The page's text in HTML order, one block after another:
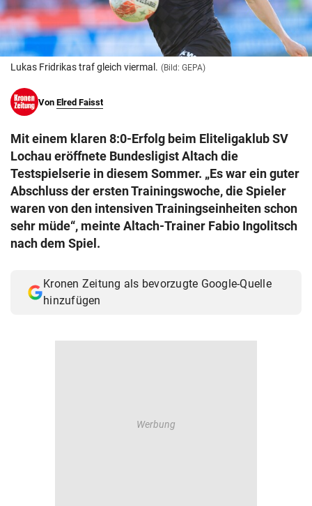
© Krone Multimedia GmbH & Co KG 2026
Muthgasse 2, 1190 Wien
Lukas Fridrikas traf gleich viermal. (Bild: GEPA)
Von Elred Faisst
Mit einem klaren 8:0-Erfolg beim Eliteligaklub SV
Lochau eröffnete Bundesligist Altach die
Testspielserie in diesem Sommer. „Es war ein guter
Abschluss der ersten Trainingswoche, die Spieler
waren von den intensiven Trainingseinheiten schon
sehr müde“, meinte Altach-Trainer Fabio Ingolitsch
nach dem Spiel.
Kronen Zeitung als bevorzugte Google-Quelle
hinzufügen